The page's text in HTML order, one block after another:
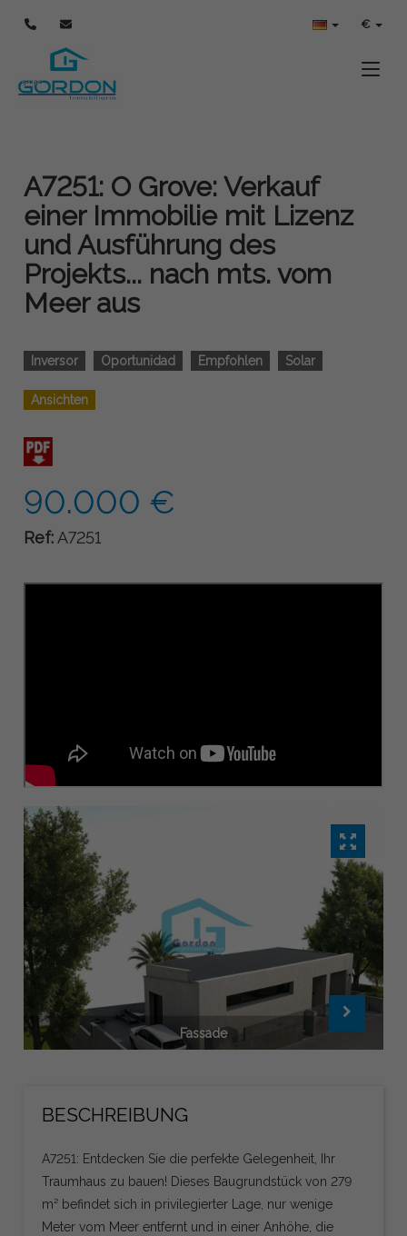
€
A7251: O Grove: Verkauf
einer Immobilie mit Lizenz
und Ausführung des
Projekts... nach mts. vom
Meer aus
Inversor Oportunidad Empfohlen Solar
Ansichten
90.000 €
Ref: A7251
Fassade
BESCHREIBUNG
A7251: Entdecken Sie die perfekte Gelegenheit, Ihr
Traumhaus zu bauen! Dieses Baugrundstück von 279
m² befindet sich in privilegierter Lage, nur wenige
Meter vom Meer entfernt und in einer Anhöhe, die